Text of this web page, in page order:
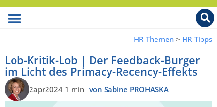
HR-Themen > HR-Tipps
Lob-Kritik-Lob | Der Feedback-Burger
im Licht des Primacy-Recency-Effekts
2apr2024 1 min von Sabine PROHASKA